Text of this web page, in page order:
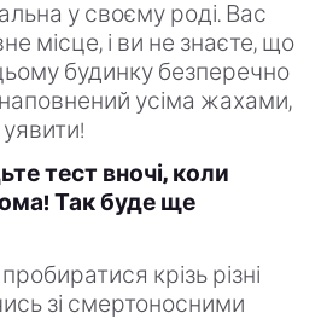
у своєму роді. Вас
місце, і ви не знаєте, що
будинку безперечно
усіма жахами,
тест вночі, коли
Так буде ще
крізь різні
зі смертоносними